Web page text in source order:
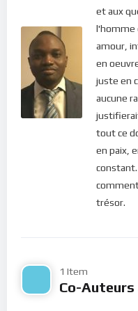
Pour vous inscrire
cliquer ici :
design=”twitter”]
Si vous voulez vous
de poster des
veuillez cliquer ici :
et aux
l'homme
amour,
en
juste en
aucune
tout ce
en paix,
trésor.
1 Item
Co-Auteurs